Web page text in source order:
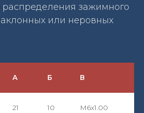
распределения зажимного
или неровных
А Б В
21 10 М6х1.00